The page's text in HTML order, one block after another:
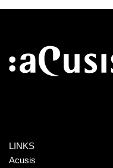
LINKS
Acusis